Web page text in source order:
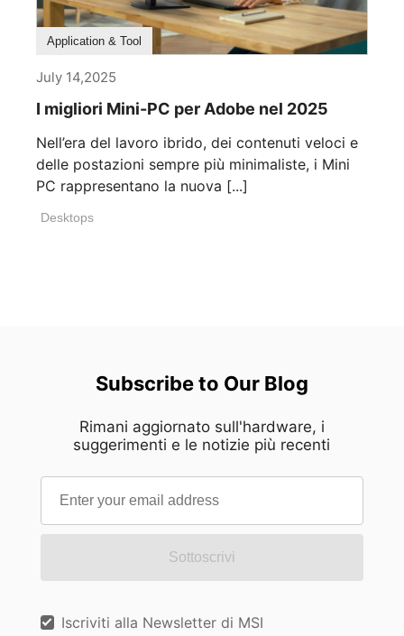
Application & Tool
July 14,2025
I migliori Mini-PC per Adobe nel 2025
Nell’era del lavoro ibrido, dei contenuti veloci e
delle postazioni sempre più minimaliste, i Mini
PC rappresentano la nuova [...]
Desktops
Subscribe to Our Blog
Rimani aggiornato sull'hardware, i
suggerimenti e le notizie più recenti
Sottoscrivi
Iscriviti alla Newsletter di MSI